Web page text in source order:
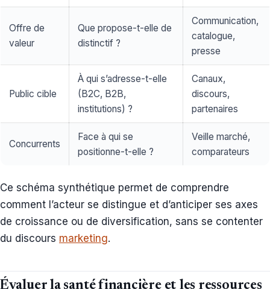
Offre de
valeur
Que propose-t-elle de
distinctif ?
Communication,
catalogue,
presse
Public cible
À qui s’adresse-t-elle
(B2C, B2B,
institutions) ?
Canaux,
discours,
partenaires
Concurrents
Face à qui se
positionne-t-elle ?
Veille marché,
comparateurs
Ce schéma synthétique permet de comprendre
comment l’acteur se distingue et d’anticiper ses axes
de croissance ou de diversification, sans se contenter
du discours marketing.
Évaluer la santé financière et les ressources